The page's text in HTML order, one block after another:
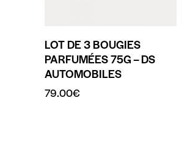
LOT DE 3 BOUGIES
PARFUMÉES 75G – DS
AUTOMOBILES
79.00€